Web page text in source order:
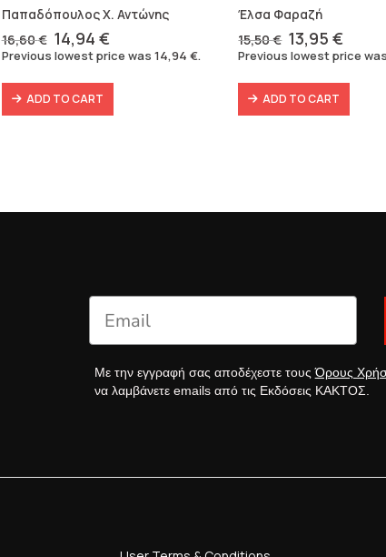
Παπαδόπουλος Χ. Αντώνης
16,60€ Original
price
16,60 €.
14,94 €Current
price
14,94 €.
Previous lowest price was 14,94 €.
ADD TO CART
Έλσα Φαραζή
15,50€ Original
price
15,50 €.
13,95€
price
13,95
Previous lowest price
ADD TO CART
Με την εγγραφή σας αποδέχεστε τουςΌρους
να λαμβάνετε emails από τις Εκδόσεις ΚΑΚΤΟΣ.